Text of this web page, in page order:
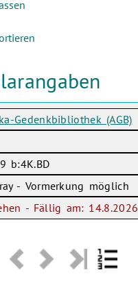
Gedenkbibliothek (AGB)
b:4K.BD
- Vormerkung möglich
- Fällig am: 14.8.2026